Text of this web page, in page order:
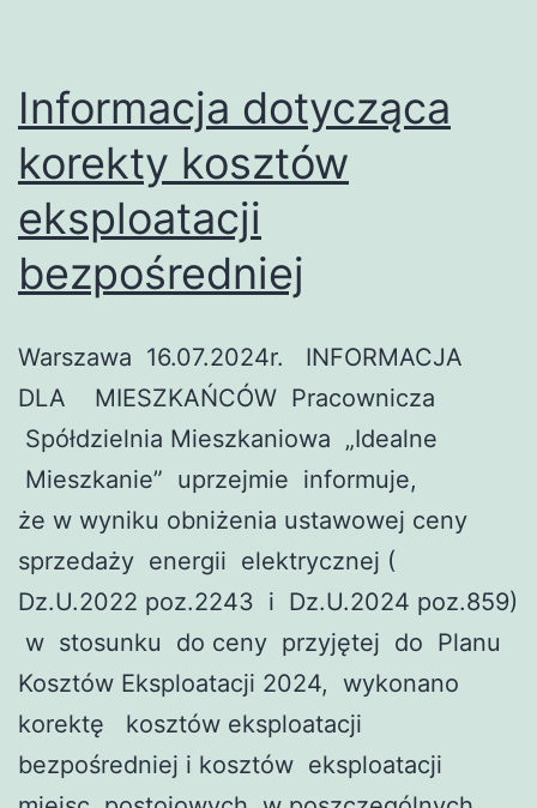
Informacja dotycząca
korekty kosztów
eksploatacji
bezpośredniej
Warszawa 16.07.2024r. INFORMACJA
DLA MIESZKAŃCÓW Pracownicza
Spółdzielnia Mieszkaniowa „Idealne
Mieszkanie” uprzejmie informuje,
że w wyniku obniżenia ustawowej ceny
sprzedaży energii elektrycznej (
Dz.U.2022 poz.2243 i Dz.U.2024 poz.859)
w stosunku do ceny przyjętej do Planu
Kosztów Eksploatacji 2024, wykonano
korektę kosztów eksploatacji
bezpośredniej i kosztów eksploatacji